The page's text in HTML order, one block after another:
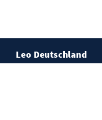
Leo Deutschland